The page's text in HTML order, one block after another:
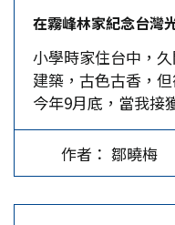
佛在向世人訴說著那
雕塑家吳為山為紀
章。第二單元是《
人大小的人物塑像
路上的悲慘情景。
座山被劈開的形象
穹，另一邊的山體
浮雕。雕塑的缺口
的愛國之心。 甲午
條約》簽訂前，台
戶部主事的台灣進
聯名上書都察院，
同胞誓死保家衛國
死為義民」，這份
「公車上書」，要
都、再戰。汪春源
在霧峰林家紀念台灣
小學時家住台中，
建築，古色古香，
今年9月底，當我接
哲操教授的電話，
在霧峰林家舉辦的
音樂會，我立即答
作者： 鄒曉梅